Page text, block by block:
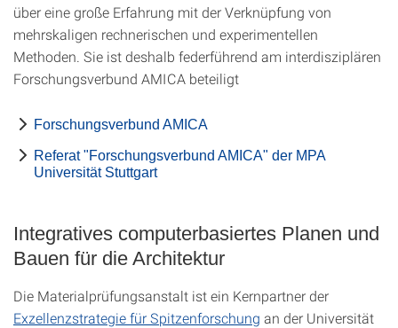
über eine große Erfahrung mit der Verknüpfung von
mehrskaligen rechnerischen und experimentellen
Methoden. Sie ist deshalb federführend am interdisziplären
Forschungsverbund AMICA beteiligt
Forschungsverbund AMICA
Referat "Forschungsverbund AMICA" der MPA
Universität Stuttgart
Integratives computerbasiertes Planen und
Bauen für die Architektur
Die Materialprüfungsanstalt ist ein Kernpartner der
Exzellenzstrategie für Spitzenforschung an der Universität